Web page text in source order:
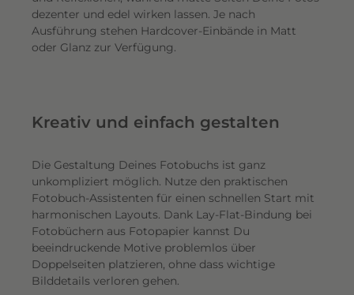
dezenter und edel wirken lassen. Je nach
Ausführung stehen Hardcover-Einbände in Matt
oder Glanz zur Verfügung.
Kreativ und einfach gestalten
Die Gestaltung Deines Fotobuchs ist ganz
unkompliziert möglich. Nutze den praktischen
Fotobuch-Assistenten für einen schnellen Start mit
harmonischen Layouts. Dank Lay-Flat-Bindung bei
Fotobüchern aus Fotopapier kannst Du
beeindruckende Motive problemlos über
Doppelseiten platzieren, ohne dass wichtige
Bilddetails verloren gehen.